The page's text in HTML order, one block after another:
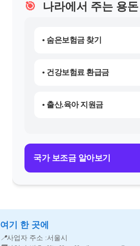
🎯 나라에서 주는 용
• 숨은보험금 찾기
• 건강보험료 환급금
• 출산.육아 지원금
국가 보조금 알아보기
여기 한 곳에
📍사업자 주소 :서울시